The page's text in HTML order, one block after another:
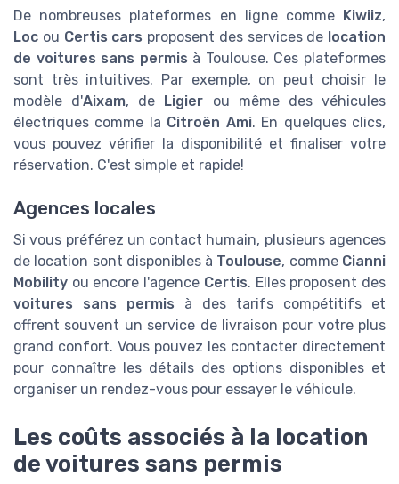
De nombreuses plateformes en ligne comme Kiwiiz,
Loc ou Certis cars proposent des services de location
de voitures sans permis à Toulouse. Ces plateformes
sont très intuitives. Par exemple, on peut choisir le
modèle d'Aixam, de Ligier ou même des véhicules
électriques comme la Citroën Ami. En quelques clics,
vous pouvez vérifier la disponibilité et finaliser votre
réservation. C'est simple et rapide!
Agences locales
Si vous préférez un contact humain, plusieurs agences
de location sont disponibles à Toulouse, comme Cianni
Mobility ou encore l'agence Certis. Elles proposent des
voitures sans permis à des tarifs compétitifs et
offrent souvent un service de livraison pour votre plus
grand confort. Vous pouvez les contacter directement
pour connaître les détails des options disponibles et
organiser un rendez-vous pour essayer le véhicule.
Les coûts associés à la location
de voitures sans permis